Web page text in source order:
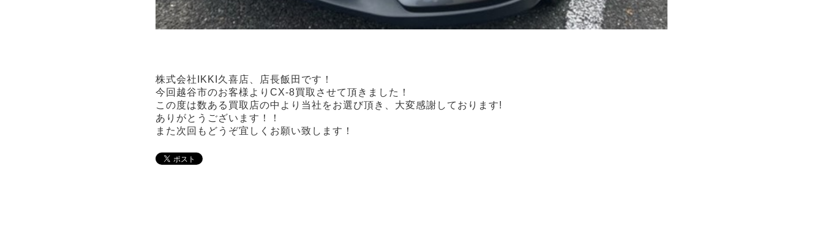
株式会社IKKI久喜店、店長飯田です！
今回越谷市のお客様よりCX-8買取させて頂きました！
この度は数ある買取店の中より当社をお選び頂き、大変感謝しております!
ありがとうございます！！
また次回もどうぞ宜しくお願い致します！